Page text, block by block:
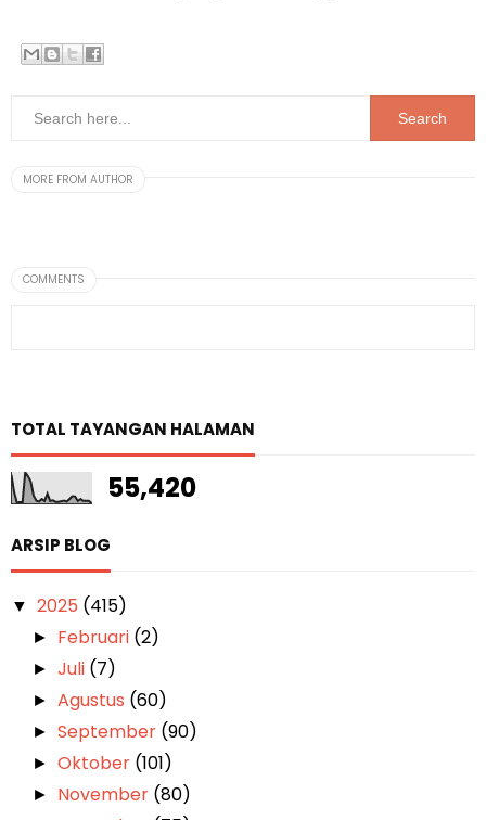
MORE FROM AUTHOR
COMMENTS
TOTAL TAYANGAN HALAMAN
55,420
ARSIP BLOG
▼ 2025 (415)
► Februari (2)
►Juli (7)
► Agustus (60)
►September (90)
►Oktober (101)
► November (80)